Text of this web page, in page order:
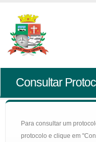
Consultar
Para consultar um
protocolo e clique em